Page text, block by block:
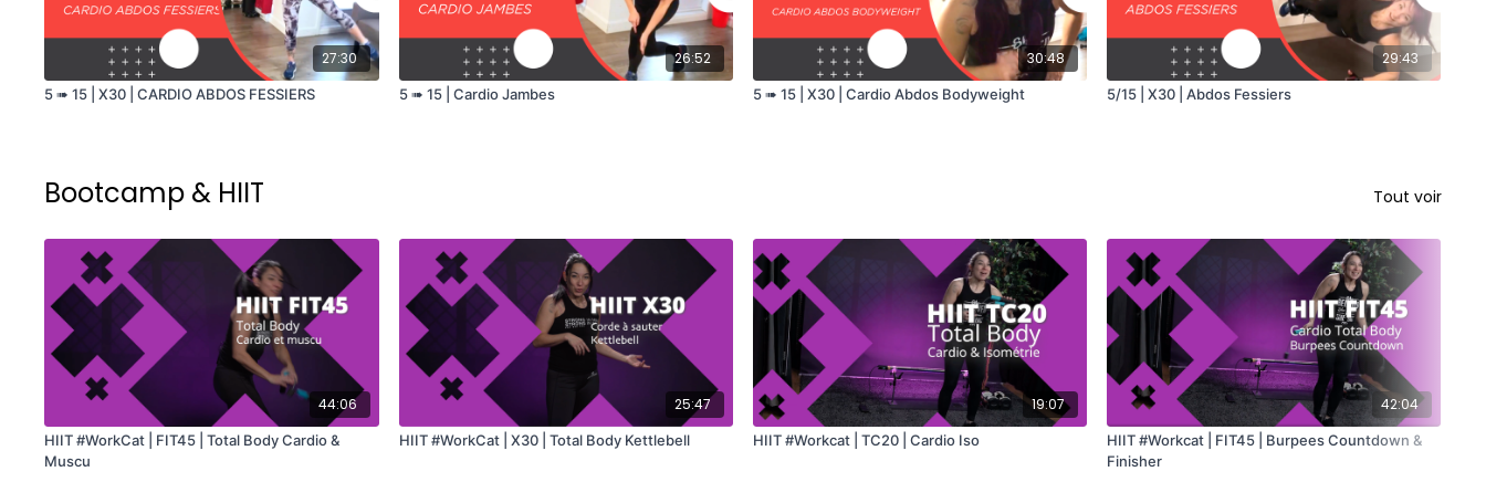
27:30
5 ➠ 15 | X30 | CARDIO ABDOS FESSIERS
26:52
5 ➠ 15 | Cardio Jambes
30:48
5 ➠ 15 | X30 | Cardio Abdos Bodyweight
29:43
5/15 | X30 | Abdos Fessiers
Bootcamp & HIIT Tout voir
44:06
HIIT #WorkCat | FIT45 | Total Body Cardio &
Muscu
25:47
HIIT #WorkCat | X30 | Total Body Kettlebell
19:07
HIIT #Workcat | TC20 | Cardio Iso
42:04
HIIT #Workcat | FIT45 | Burpees Countdown &
Finisher